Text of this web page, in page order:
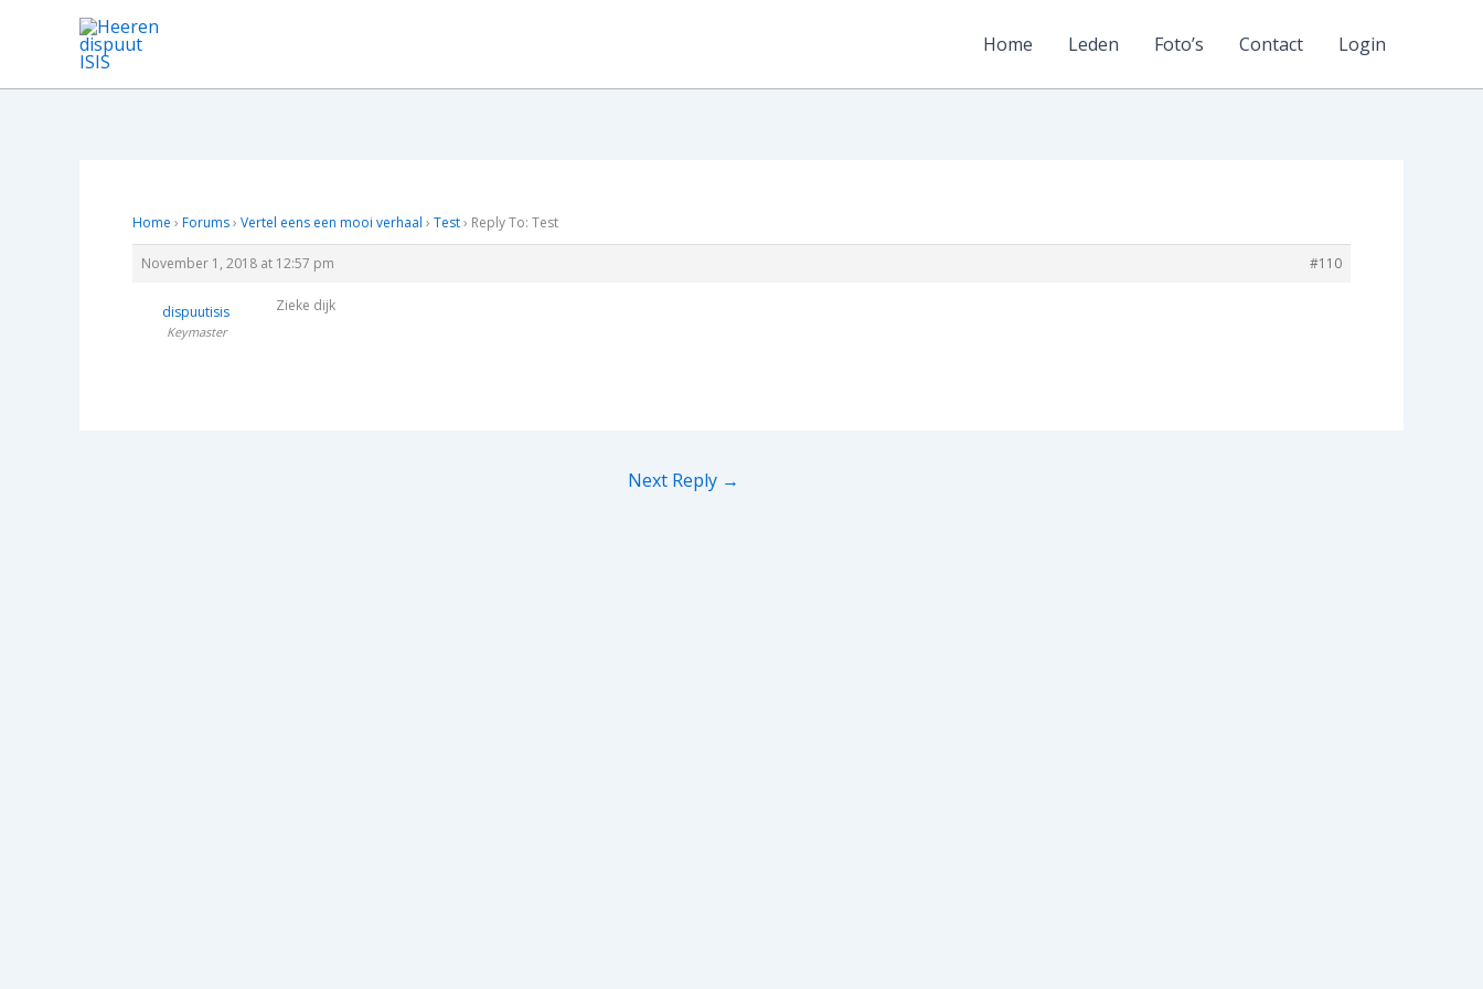
Home Leden Foto’s Contact Login
Home › Forums› Vertel eens een mooi verhaal › Test› Reply To: Test
November 1, 2018 at 12:57 pm #110
dispuutisis
Keymaster
Zieke dijk
Next Reply →